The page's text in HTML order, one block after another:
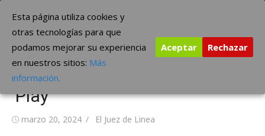
contenido
The Borderline Music
Moby anuncia nuevo álbum y
gira por el 25° aniversario de
‘Play’
Publicada
marzo 20, 2024 Autor
El Juez de Linea
Esta página utiliza cookies y
otras tecnologías para que
podamos mejorar su experiencia
en nuestros sitios: Más
información.
Aceptar Rechazar